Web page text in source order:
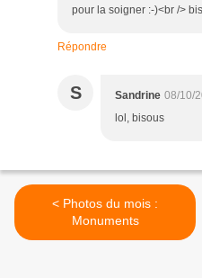
pour la soigner :-)<br />
Répondre
S Sandrine 08/10/
lol, bisous
< Photos du mois :
Monuments